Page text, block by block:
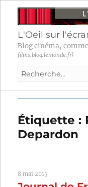
L'Oeil sur
Blog cinéma,
films.blog.lemonde.fr)
Recherche
:
Étiquette :
Depardon
8 mai 2015